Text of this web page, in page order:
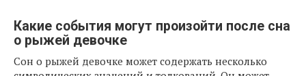
Какие события могут произойти после сна
о рыжей девочке
Сон о рыжей девочке может содержать несколько